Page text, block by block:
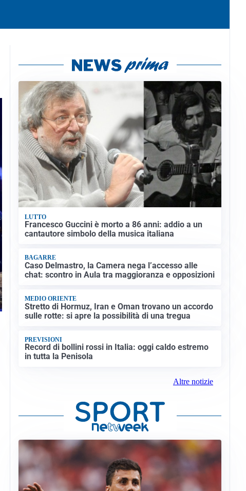
LUTTO
Francesco Guccini è morto a 86 anni: addio a un
cantautore simbolo della musica italiana
BAGARRE
Caso Delmastro, la Camera nega l’accesso alle
chat: scontro in Aula tra maggioranza e opposizioni
MEDIO ORIENTE
Stretto di Hormuz, Iran e Oman trovano un accordo
sulle rotte: si apre la possibilità di una tregua
PREVISIONI
Record di bollini rossi in Italia: oggi caldo estremo
in tutta la Penisola
Altre notizie